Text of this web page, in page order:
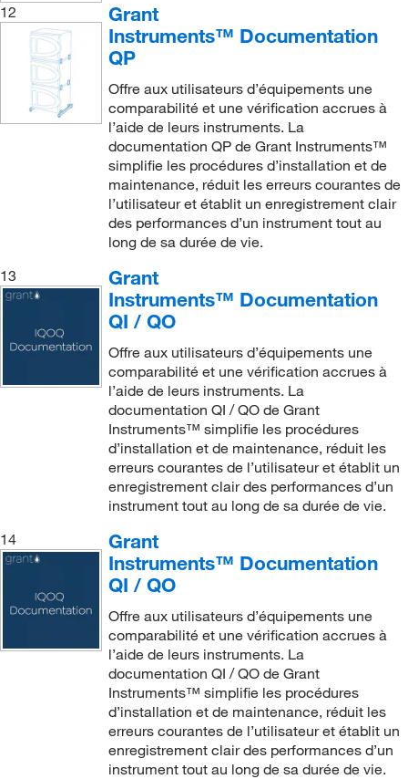
12
Grant
Instruments™ Documentation
QP
Offre aux utilisateurs d’équipements une
comparabilité et une vérification accrues à
l’aide de leurs instruments. La
documentation QP de Grant Instruments™
simplifie les procédures d’installation et de
maintenance, réduit les erreurs courantes de
l’utilisateur et établit un enregistrement clair
des performances d’un instrument tout au
long de sa durée de vie.
13
Grant
Instruments™ Documentation
QI / QO
Offre aux utilisateurs d’équipements une
comparabilité et une vérification accrues à
l’aide de leurs instruments. La
documentation QI / QO de Grant
Instruments™ simplifie les procédures
d’installation et de maintenance, réduit les
erreurs courantes de l’utilisateur et établit un
enregistrement clair des performances d’un
instrument tout au long de sa durée de vie.
14
Grant
Instruments™ Documentation
QI / QO
Offre aux utilisateurs d’équipements une
comparabilité et une vérification accrues à
l’aide de leurs instruments. La
documentation QI / QO de Grant
Instruments™ simplifie les procédures
d’installation et de maintenance, réduit les
erreurs courantes de l’utilisateur et établit un
enregistrement clair des performances d’un
instrument tout au long de sa durée de vie.